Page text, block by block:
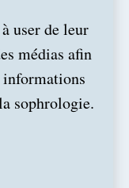
user de leur
médias afin
informations
sophrologie.